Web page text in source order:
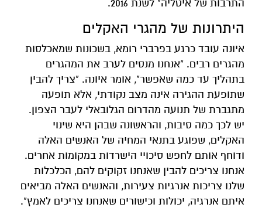
התרבות של איטליה" לשנת 2016.
היתרונות של מהגרי האקלים
איונה עובד כרגע בפרברי רומא, בשכונות שמאכלסות
מהגרים רבים. "אנחנו מנסים לערב את המהגרים
בתהליך עד כמה שאפשר", אומר איונה. "צריך להבין
שתופעת ההגירה אינה מצב נקודתי, אלא תופעה
מתגברת של תנועה מהדרום הגלובאלי לעבר הצפון.
יש לכך כמה סיבות, והראשונה שבהן היא שינוי
האקלים, שפוגע בתנאי המחיה של האנשים האלה
ודוחף אותם לחפש סיכויי הישרדות במקומות אחרים.
אנחנו צריכים להבין שאנחנו זקוקים להם, הכלכלות
שלנו צריכות אנרגיות צעירות, והאנשים האלה מביאים
איתם אנרגיה, יכולות וכישורים שאנחנו צריכים לאמץ".